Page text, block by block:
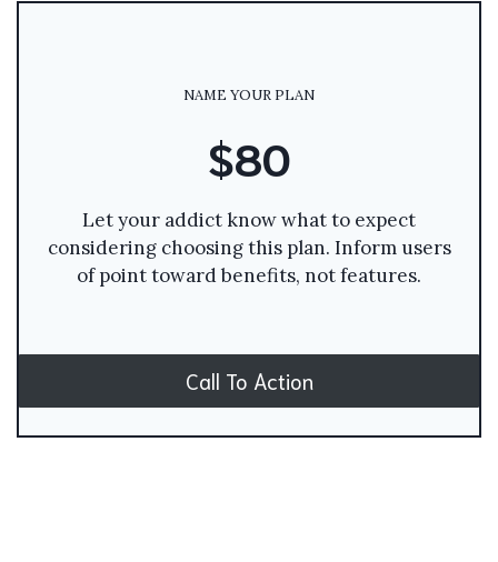
NAME YOUR PLAN
$80
Let your addict know what to expect
considering choosing this plan. Inform users
of point toward benefits, not features.
Call To Action